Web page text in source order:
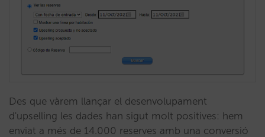
Des que vàrem llançar el desenvolupament
d'upselling les dades han sigut molt positives: hem
enviat a més de 14.000 reserves amb una conversió